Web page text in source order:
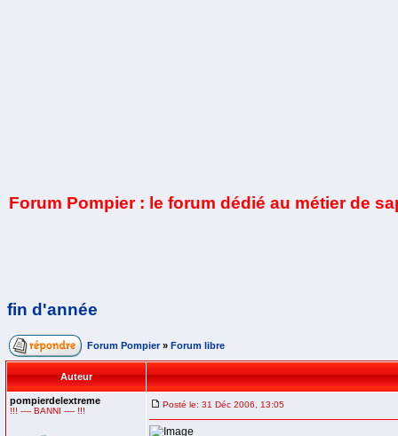
Forum Pompier : le forum dédié au métier de
fin d'année
Forum Pompier » Forum libre
Auteur
pompierdelextreme
!!! ---- BANNI ---- !!!
Posté le: 31 Déc 2006, 13:05